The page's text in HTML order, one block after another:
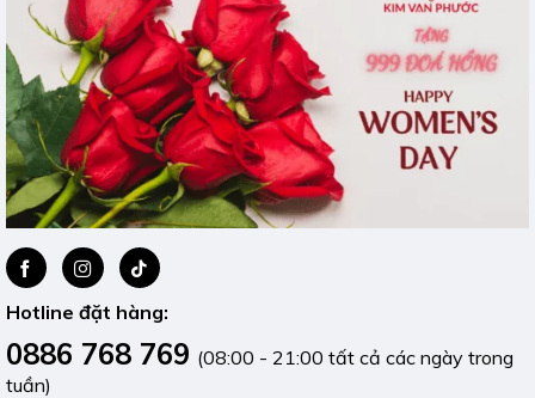
Hotline đặt hàng:
0886 768 769 (08:00 - 21:00 tất cả các ngày trong
tuần)